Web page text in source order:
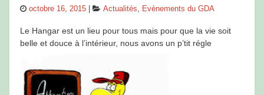
Posted
octobre 16, 2015 Categories
Actualités, Evènements du GDA
Le Hangar est un lieu pour tous mais pour que la vie soit
belle et douce à l’intérieur, nous avons un p’tit régle